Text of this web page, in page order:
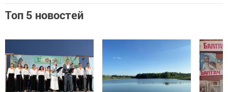
Топ 5 новостей